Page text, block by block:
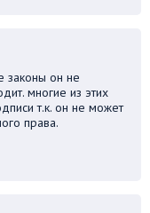
законы он не
многие из этих
т.к. он не может
права.